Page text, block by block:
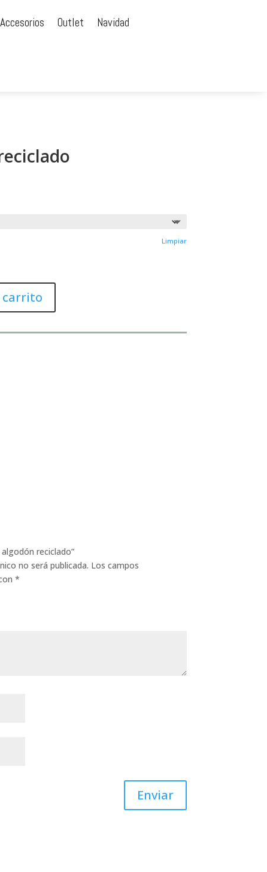
Outlet Navidad
Limpiar
carrito
reciclado”
no será publicada. Los campos
*
Enviar